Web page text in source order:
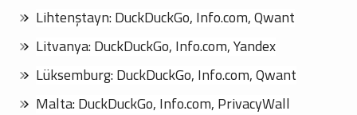
Lihtenştayn: DuckDuckGo, Info.com, Qwant
Litvanya: DuckDuckGo, Info.com, Yandex
Lüksemburg: DuckDuckGo, Info.com, Qwant
Malta: DuckDuckGo, Info.com, PrivacyWall